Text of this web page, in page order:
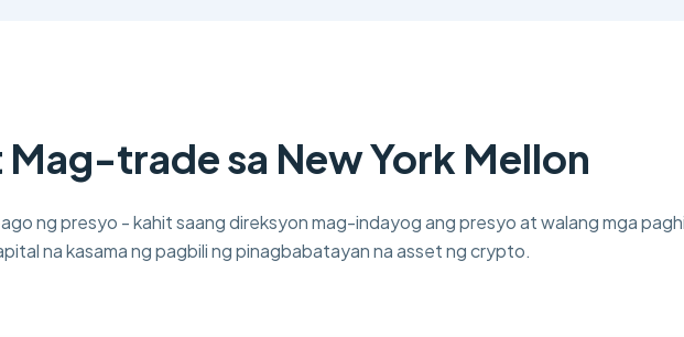
trade sa New York Mellon
ng presyo - kahit saang direksyon mag-indayog ang presyo at walang mga
na kasama ng pagbili ng pinagbabatayan na asset ng crypto.